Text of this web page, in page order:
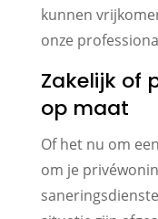
kunnen
onze
Zakelijk of
op maat
Of het nu om
om je